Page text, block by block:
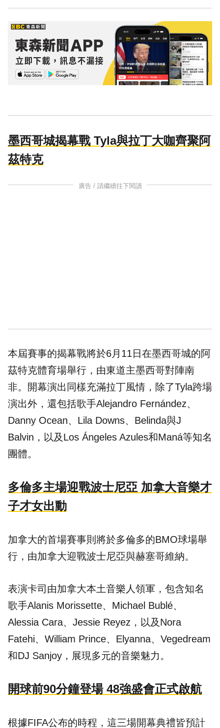
墨西哥城揭幕戰 Tyla與拉丁大咖齊聚阿
茲特克
廣告 / 請繼續往下閱讀
本屆賽事的揭幕戰將於6月11日在墨西哥城的阿
茲特克體育場舉行，由東道主墨西哥對陣南
非。 開幕演出同樣充滿拉丁風情，除了Tyla跨場
演出外，還包括歌手Alejandro Fernández、
Danny Ocean、Lila Downs、Belinda與J
Balvin，以及Los Ángeles Azules和Maná等知名
團體。
多倫多主場迎戰波士尼亞 加拿大音樂才
子才女出動
加拿大的首場賽事則將於多倫多的BMO球場舉
行，由加拿大迎戰波士尼亞與赫塞哥維納。
表演卡司由加拿大本土音樂人領軍，包含知名
歌手Alanis Morissette、Michael Bublé、
Alessia Cara、Jessie Reyez，以及Nora
Fatehi、William Prince、Elyanna、Vegedream
和DJ Sanjoy，展現多元的音樂魅力。
開球前90分鐘登場 48強盛會正式啟航
根據FIFA公布的時程，這三場開幕典禮皆預計